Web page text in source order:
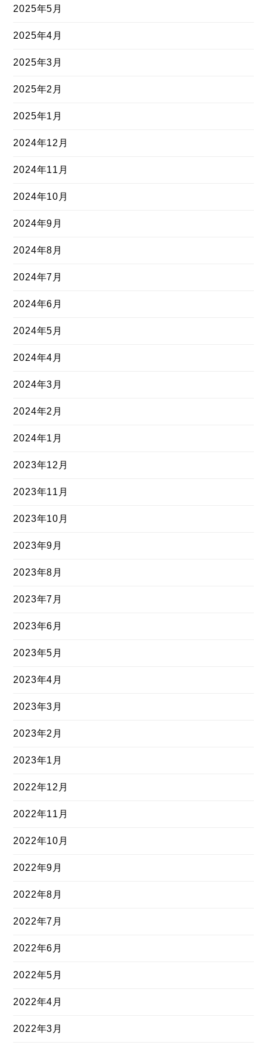
2025年5月
2025年4月
2025年3月
2025年2月
2025年1月
2024年12月
2024年11月
2024年10月
2024年9月
2024年8月
2024年7月
2024年6月
2024年5月
2024年4月
2024年3月
2024年2月
2024年1月
2023年12月
2023年11月
2023年10月
2023年9月
2023年8月
2023年7月
2023年6月
2023年5月
2023年4月
2023年3月
2023年2月
2023年1月
2022年12月
2022年11月
2022年10月
2022年9月
2022年8月
2022年7月
2022年6月
2022年5月
2022年4月
2022年3月